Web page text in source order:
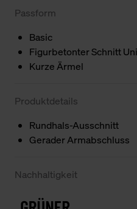
Passform
Basic
Figurbetonter Schnitt
Kurze Ärmel
Produktdetails
Rundhals-Ausschnitt
Gerader Armabschluss
Nachhaltigkeit